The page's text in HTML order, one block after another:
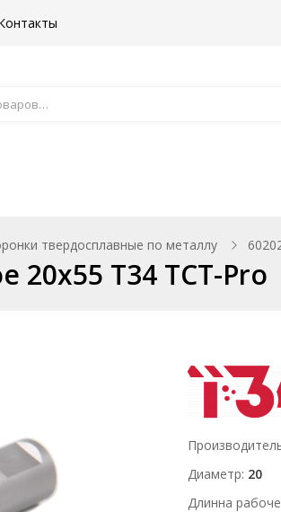
твердосплавные по металлу
20х55 T34 TCT-Pro
Диаметр 20
Длинна